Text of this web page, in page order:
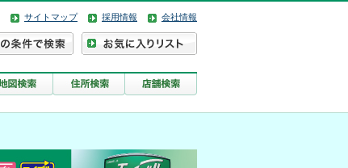
会社情報
採用情報
サイトマップ